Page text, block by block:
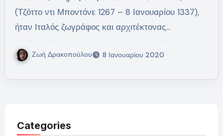
(Τζόττο ντι Μποντόνε 1267 – 8 Ιανουαρίου 1337),
ήταν Ιταλός ζωγράφος και αρχιτέκτονας…
Ζωή Δρακοπούλου 8 Ιανουαρίου 2020
Categories